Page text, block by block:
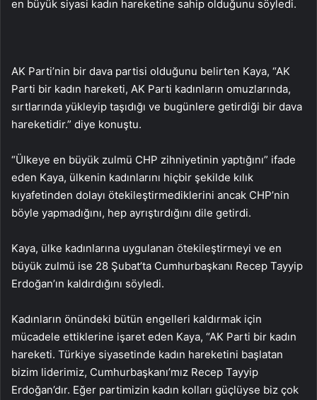
en büyük siyasi kadın hareketine sahip olduğunu söyledi.
AK Parti’nin bir dava partisi olduğunu belirten Kaya, “AK
Parti bir kadın hareketi, AK Parti kadınların omuzlarında,
sırtlarında yükleyip taşıdığı ve bugünlere getirdiği bir dava
hareketidir.” diye konuştu.
“Ülkeye en büyük zulmü CHP zihniyetinin yaptığını” ifade
eden Kaya, ülkenin kadınlarını hiçbir şekilde kılık
kıyafetinden dolayı ötekileştirmediklerini ancak CHP’nin
böyle yapmadığını, hep ayrıştırdığını dile getirdi.
Kaya, ülke kadınlarına uygulanan ötekileştirmeyi ve en
büyük zulmü ise 28 Şubat’ta Cumhurbaşkanı Recep Tayyip
Erdoğan’ın kaldırdığını söyledi.
Kadınların önündeki bütün engelleri kaldırmak için
mücadele ettiklerine işaret eden Kaya, “AK Parti bir kadın
hareketi. Türkiye siyasetinde kadın hareketini başlatan
bizim liderimiz, Cumhurbaşkanı’mız Recep Tayyip
Erdoğan’dır. Eğer partimizin kadın kolları güçlüyse biz çok